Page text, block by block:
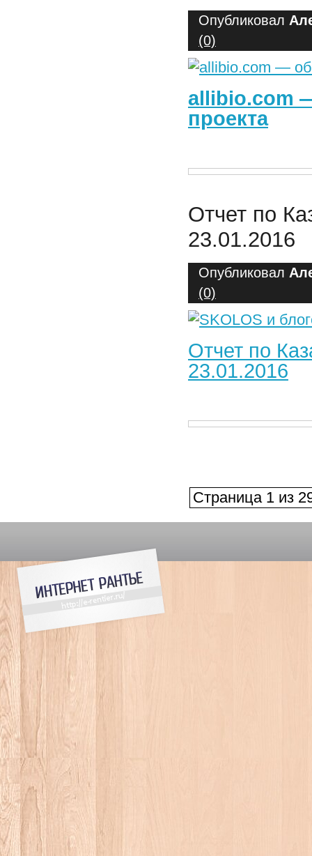
Опубликовал
(0)
allibio.com
проекта
Отчет по
23.01.2016
Опубликовал
(0)
Отчет по
23.01.2016
Страница 1 из